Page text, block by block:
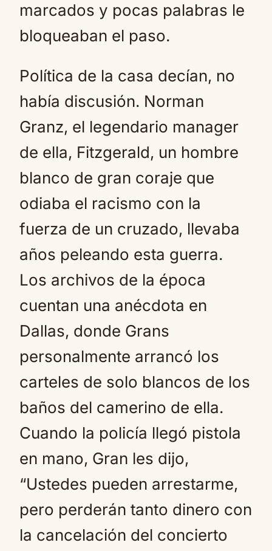
marcados y pocas palabras le
bloqueaban el paso.
Política de la casa decían, no
había discusión. Norman
Granz, el legendario manager
de ella, Fitzgerald, un hombre
blanco de gran coraje que
odiaba el racismo con la
fuerza de un cruzado, llevaba
años peleando esta guerra.
Los archivos de la época
cuentan una anécdota en
Dallas, donde Grans
personalmente arrancó los
carteles de solo blancos de los
baños del camerino de ella.
Cuando la policía llegó pistola
en mano, Gran les dijo,
“Ustedes pueden arrestarme,
pero perderán tanto dinero con
la cancelación del concierto